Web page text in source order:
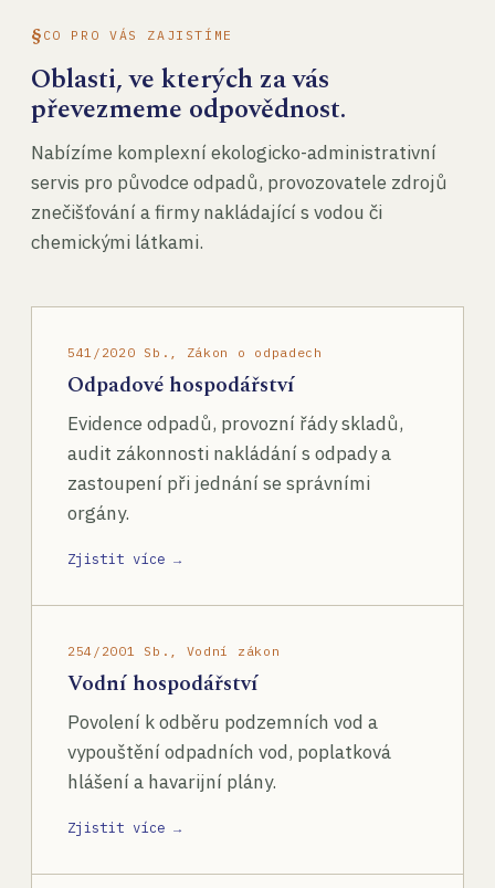
CO PRO VÁS ZAJISTÍME
Oblasti, ve kterých za vás
převezmeme odpovědnost.
Nabízíme komplexní ekologicko-administrativní
servis pro původce odpadů, provozovatele zdrojů
znečišťování a firmy nakládající s vodou či
chemickými látkami.
541/2020 Sb., Zákon o odpadech
Odpadové hospodářství
Evidence odpadů, provozní řády skladů,
audit zákonnosti nakládání s odpady a
zastoupení při jednání se správními
orgány.
Zjistit více →
254/2001 Sb., Vodní zákon
Vodní hospodářství
Povolení k odběru podzemních vod a
vypouštění odpadních vod, poplatková
hlášení a havarijní plány.
Zjistit více →